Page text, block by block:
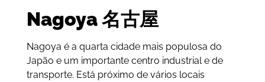
Nagoya 名古屋
Nagoya é a quarta cidade mais populosa do
Japão e um importante centro industrial e de
transporte. Está próximo de vários locais